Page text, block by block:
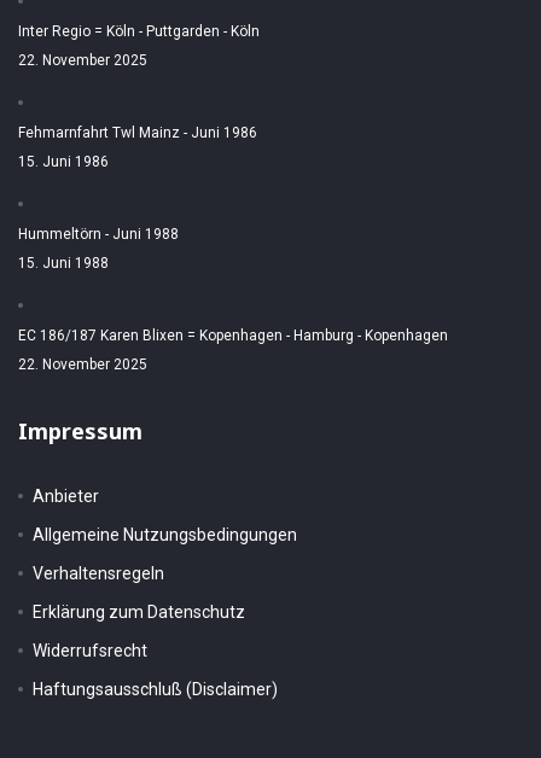
Inter Regio = Köln - Puttgarden - Köln
22. November 2025
Fehmarnfahrt Twl Mainz - Juni 1986
15. Juni 1986
Hummeltörn - Juni 1988
15. Juni 1988
EC 186/187 Karen Blixen = Kopenhagen - Hamburg - Kopenhagen
22. November 2025
Impressum
Anbieter
Allgemeine Nutzungsbedingungen
Verhaltensregeln
Erklärung zum Datenschutz
Widerrufsrecht
Haftungsausschluß (Disclaimer)